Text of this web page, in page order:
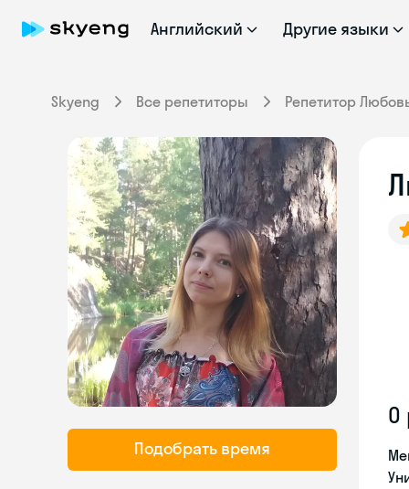
Английский Другие языки
Skyeng Все репетиторы Репетитор
Подобрать время
О